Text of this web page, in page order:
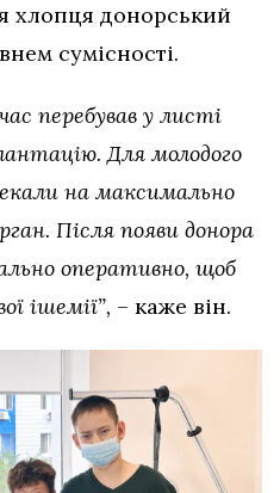
хлопця донорський
сумісності.
перебував у листі
Для молодого
на максимально
Після появи донора
оперативно, щоб
ішемії”, – каже він.